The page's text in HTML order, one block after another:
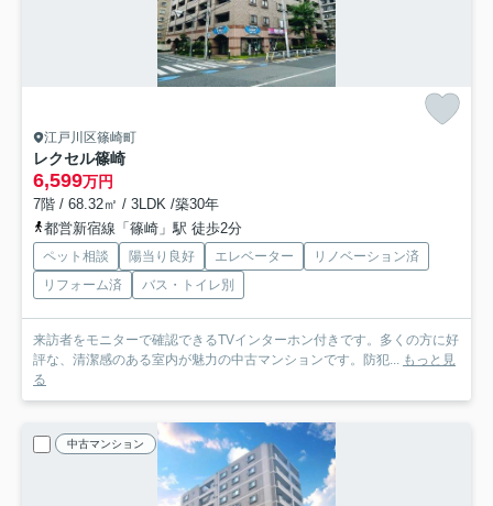
江戸川区篠崎町
レクセル篠崎
6,599万円
7階 / 68.32㎡ / 3LDK /築30年
都営新宿線「篠崎」駅 徒歩2分
ペット相談 陽当り良好 エレベーター
リノベーション済
リフォーム済
バス・トイレ別
来訪者をモニターで確認できるTVインターホン付きです。多くの方に好
評な、清潔感のある室内が魅力の中古マンションです。防犯...
もっと見
る
中古マンション